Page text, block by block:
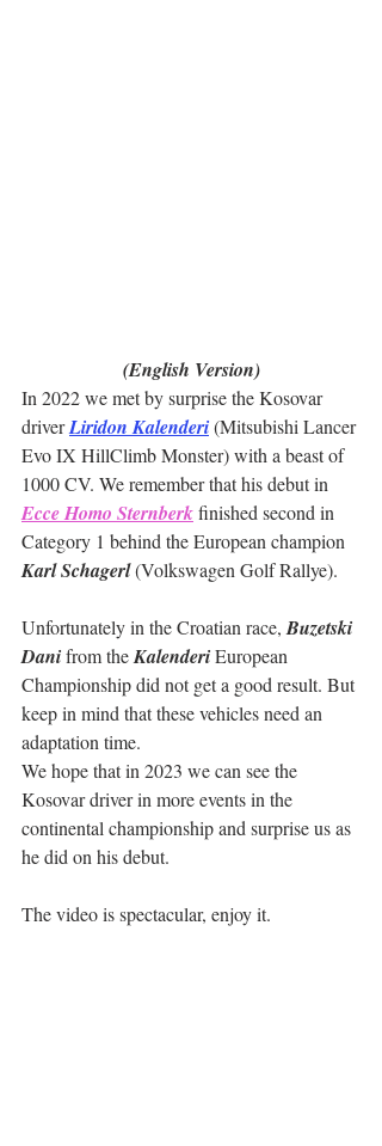
(English Version)
In 2022 we met by surprise the Kosovar
driver Liridon Kalenderi (Mitsubishi Lancer
Evo IX HillClimb Monster) with a beast of
1000 CV. We remember that his debut in
Ecce Homo Sternberk finished second in
Category 1 behind the European champion
Karl Schagerl (Volkswagen Golf Rallye).
Unfortunately in the Croatian race, Buzetski
Dani from the Kalenderi European
Championship did not get a good result. But
keep in mind that these vehicles need an
adaptation time.
We hope that in 2023 we can see the
Kosovar driver in more events in the
continental championship and surprise us as
he did on his debut.
The video is spectacular, enjoy it.